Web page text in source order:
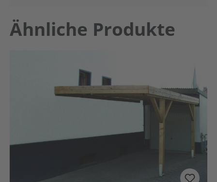
Produktgalerie überspringen
Ähnliche Produkte